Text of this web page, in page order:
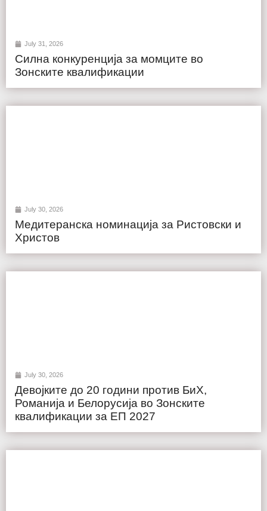
July 31, 2026
Силна конкуренција за момците во
Зонските квалификации
July 30, 2026
Медитеранска номинација за Ристовски и
Христов
July 30, 2026
Девојките до 20 години против БиХ,
Романија и Белорусија во Зонските
квалификации за ЕП 2027